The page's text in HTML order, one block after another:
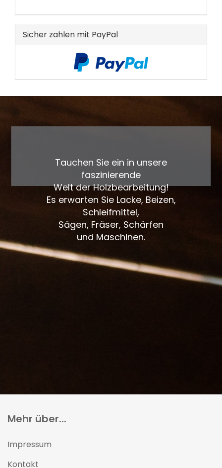
EIN.
Sicher zahlen mit PayPal
Tauchen Sie ein in unsere
faszinierende
Welt der Holzbearbeitung!
Es erwarten Sie Lacke, Beizen,
Schleifmittel,
Sägen, Fräser, Schärfen
und Maschinen.
Mehr über...
Impressum
Kontakt